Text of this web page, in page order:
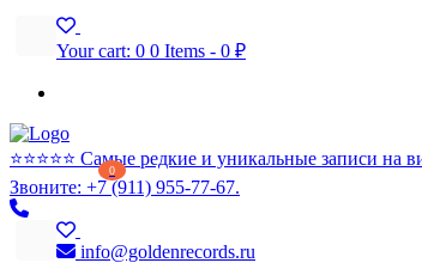
Your cart: 0 0 Items - 0 ₽
⭐️⭐️⭐️⭐️⭐️ Самые редкие и уникальные записи
Звоните: +7 (911) 955-77-67.
0
info@goldenrecords.ru